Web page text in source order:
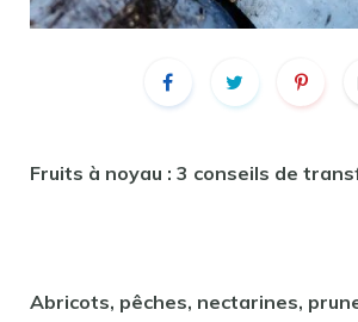
Fruits à noyau : 3 conseils de
Abricots, pêches, nectarines,